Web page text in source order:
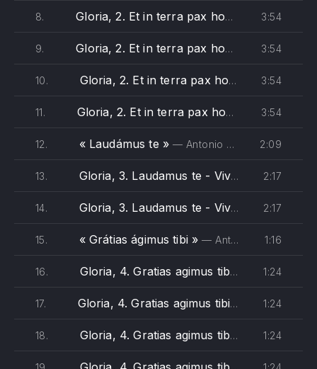
8. Gloria, 2. Et in terra pax hominibus - Vivaldi (soprano) 3:54
9. Gloria, 2. Et in terra pax hominibus - Vivaldi (alto) 3:54
10. Gloria, 2. Et in terra pax hominibus - Vivaldi (tenore) 3:54
11. Gloria, 2. Et in terra pax hominibus - Vivaldi (basso) 3:54
12. « Laudámus te »— Antonio Vivaldi - The Monteverdi Choir, English Baroque Soloists, John Eliot Gardiner 2:09
13. Gloria, 3. Laudamus te - Vivaldi (soprano 1) 2:17
14. Gloria, 3. Laudamus te - Vivaldi (soprano 2) 2:17
15. « Grátias ágimus tibi »— Antonio Vivaldi - The Monteverdi Choir, English Baroque Soloists, John Eliot Gardiner 1:16
16. Gloria, 4. Gratias agimus tibi - Vivaldi (soprano) 1:24
17. Gloria, 4. Gratias agimus tibi - Vivaldi (alto) 1:24
18. Gloria, 4. Gratias agimus tibi - Vivaldi (tenore) 1:24